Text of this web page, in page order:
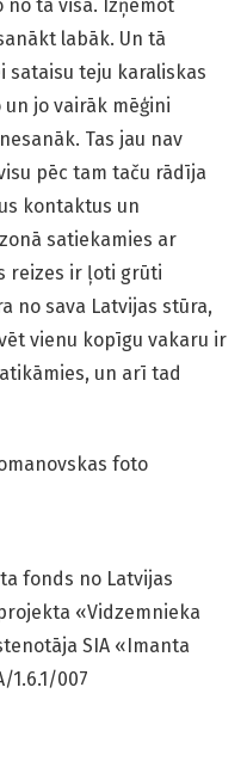
no tā visa. Izņemot
labāk. Un tā
sataisu teju karaliskas
jo vairāk mēģini
Tas jau nav
pēc tam taču rādīja
kontaktus un
satiekamies ar
reizes ir ļoti grūti
no sava Latvijas stūra,
vienu kopīgu vakaru ir
un arī tad
foto
fonds no Latvijas
«Vidzemnieka
SIA «Imanta
1.6.1/007